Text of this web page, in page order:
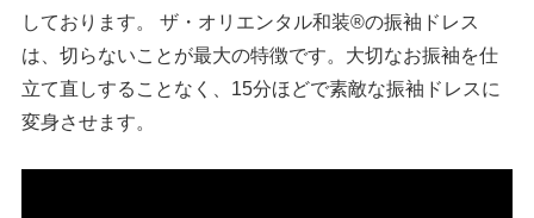
しております。 ザ・オリエンタル和装®の振袖ドレス
は、切らないことが最大の特徴です。大切なお振袖を仕
立て直しすることなく、15分ほどで素敵な振袖ドレスに
変身させます。